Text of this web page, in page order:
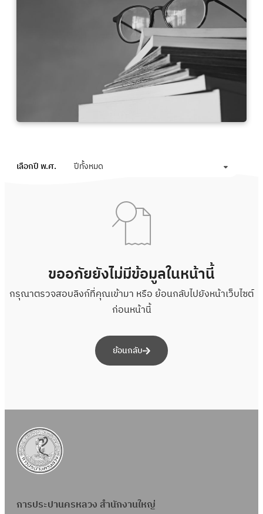
เลือกปี พ.ศ. ปีทั้งหมด
ขออภัยยังไม่มีข้อมูลในหน้านี้
กรุณาตรวจสอบลิงก์ที่คุณเข้ามา หรือ ย้อนกลับไปยังหน้าเว็บไซต์
ก่อนหน้านี้
ย้อนกลับ
การประปานครหลวง สำนักงานใหญ่